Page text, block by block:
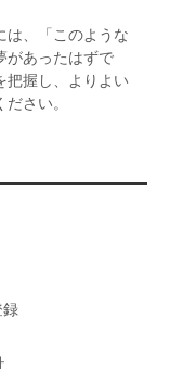
は、「このような
があったはずで
把握し、よりよい
さい。
録